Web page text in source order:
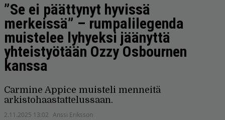
”Se ei päättynyt hyvissä
merkeissä” – rumpalilegenda
muistelee lyhyeksi jäänyttä
yhteistyötään Ozzy Osbournen
kanssa
Carmine Appice muisteli menneitä
arkistohaastattelussaan.
2.11.2025 13:02 Anssi Eriksson